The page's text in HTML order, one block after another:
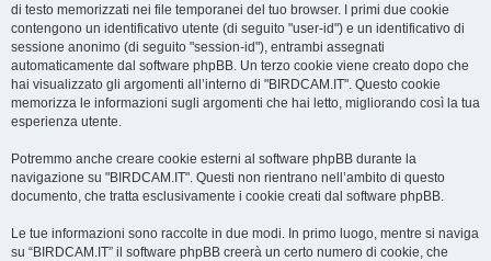
di testo memorizzati nei file temporanei del tuo browser. I primi due cookie
contengono un identificativo utente (di seguito "user-id") e un identificativo di
sessione anonimo (di seguito "session-id"), entrambi assegnati
automaticamente dal software phpBB. Un terzo cookie viene creato dopo che
hai visualizzato gli argomenti all’interno di "BIRDCAM.IT". Questo cookie
memorizza le informazioni sugli argomenti che hai letto, migliorando così la tua
esperienza utente.
Potremmo anche creare cookie esterni al software phpBB durante la
navigazione su "BIRDCAM.IT". Questi non rientrano nell’ambito di questo
documento, che tratta esclusivamente i cookie creati dal software phpBB.
Le tue informazioni sono raccolte in due modi. In primo luogo, mentre si naviga
su “BIRDCAM.IT” il software phpBB creerà un certo numero di cookie, che